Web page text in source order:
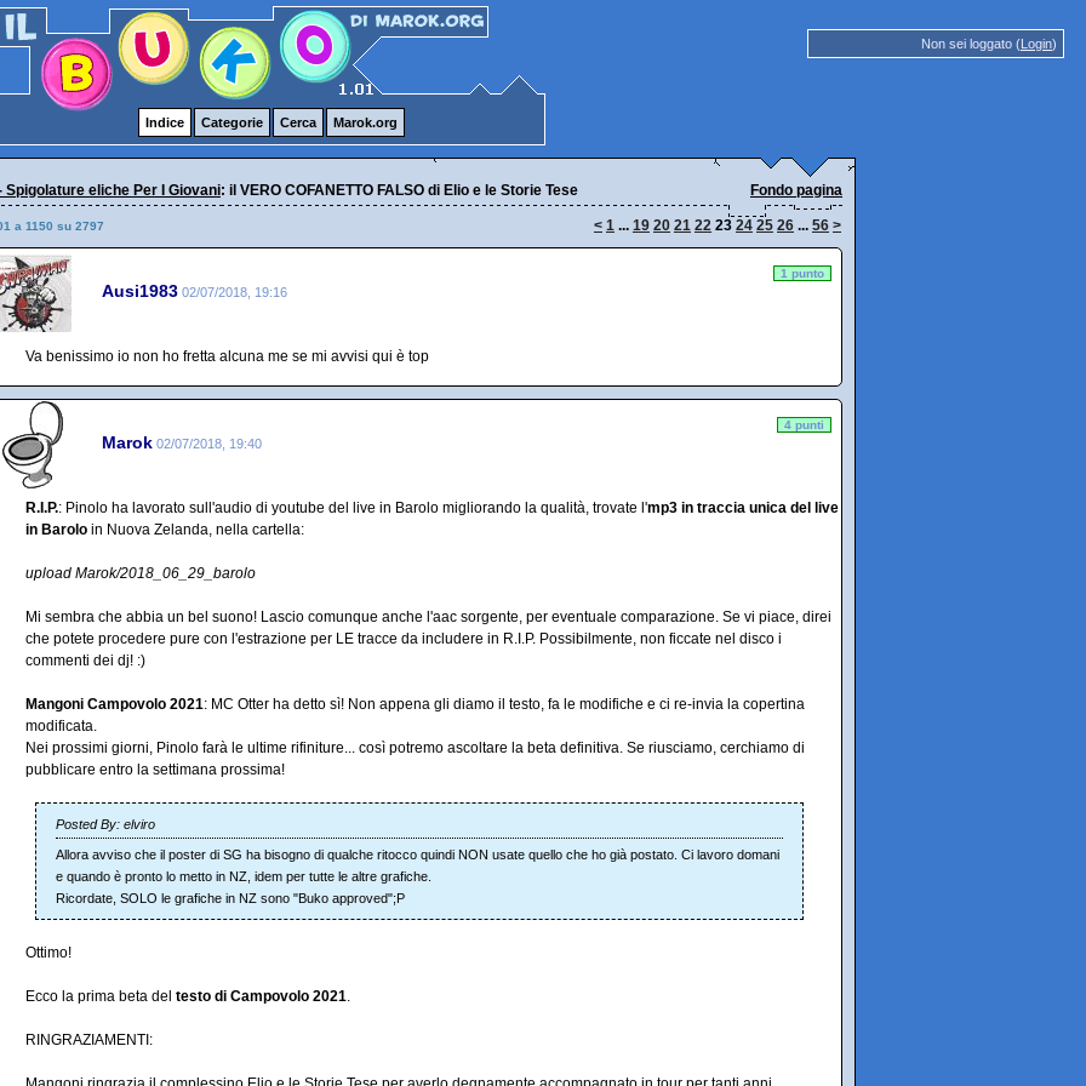
Non sei loggato (Login)
Indice Categorie Cerca Marok.org
Spigolature eliche Per I Giovani: il VERO COFANETTO FALSO di Elio e le Storie Tese Fondo pagina
a 1150 su 2797 < 1 ... 19 20 21 22 23 24 25 26 ... 56 >
Ausi1983 02/07/2018, 19:16
1 punto
Va benissimo io non ho fretta alcuna me se mi avvisi qui è top
Marok 02/07/2018, 19:40
4 punti
R.I.P.: Pinolo ha lavorato sull'audio di youtube del live in Barolo migliorando la qualità, trovate l'mp3 in traccia unica del live
in Barolo in Nuova Zelanda, nella cartella:
upload Marok/2018_06_29_barolo
Mi sembra che abbia un bel suono! Lascio comunque anche l'aac sorgente, per eventuale comparazione. Se vi piace, direi
che potete procedere pure con l'estrazione per LE tracce da includere in R.I.P. Possibilmente, non ficcate nel disco i
commenti dei dj! :)
Mangoni Campovolo 2021: MC Otter ha detto sì! Non appena gli diamo il testo, fa le modifiche e ci re-invia la copertina
modificata.
Nei prossimi giorni, Pinolo farà le ultime rifiniture... così potremo ascoltare la beta definitiva. Se riusciamo, cerchiamo di
pubblicare entro la settimana prossima!
Posted By: elviro
Allora avviso che il poster di SG ha bisogno di qualche ritocco quindi NON usate quello che ho già postato. Ci lavoro domani
e quando è pronto lo metto in NZ, idem per tutte le altre grafiche.
Ricordate, SOLO le grafiche in NZ sono "Buko approved";P
Ottimo!
Ecco la prima beta del testo di Campovolo 2021.
RINGRAZIAMENTI: